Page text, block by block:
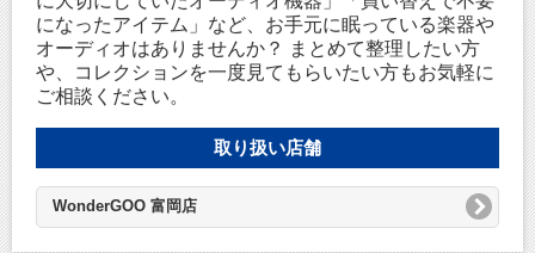
になったアイテム」など、お手元に眠っている楽器や
オーディオはありませんか？ まとめて整理したい方
や、コレクションを一度見てもらいたい方もお気軽に
ご相談ください。
取り扱い店舗
WonderGOO 富岡店